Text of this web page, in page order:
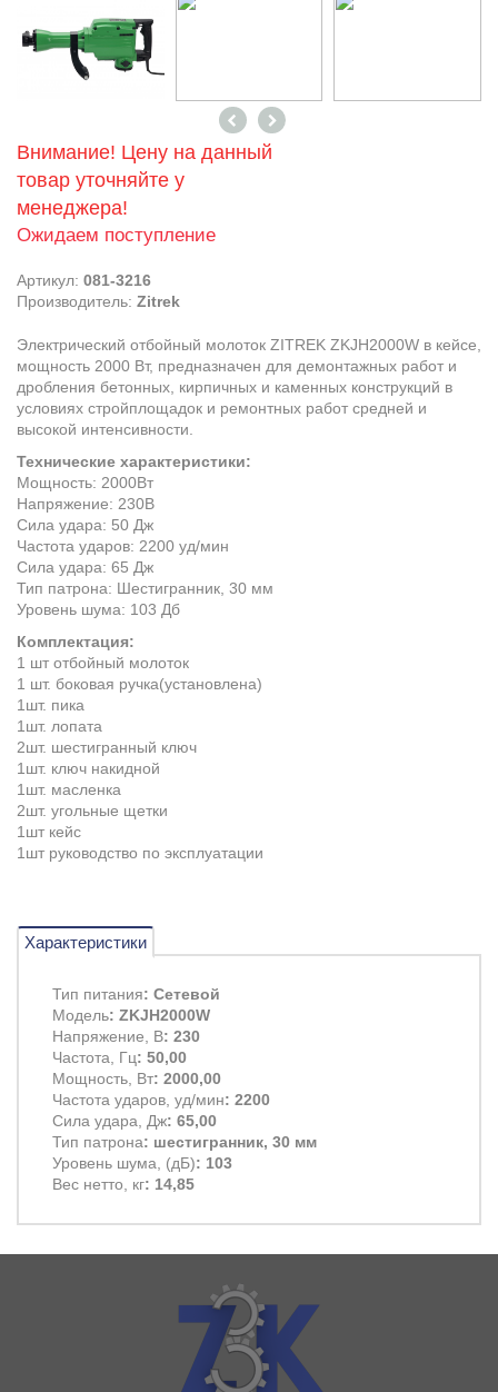
Внимание! Цену на данный
товар уточняйте у
менеджера!
Ожидаем поступление
Артикул: 081-3216
Производитель: Zitrek
Электрический отбойный молоток ZITREK ZKJH2000W в кейсе,
мощность 2000 Вт, предназначен для демонтажных работ и
дробления бетонных, кирпичных и каменных конструкций в
условиях стройплощадок и ремонтных работ средней и
высокой интенсивности.
Технические характеристики:
Мощность: 2000Вт
Напряжение: 230В
Сила удара: 50 Дж
Частота ударов: 2200 уд/мин
Сила удара: 65 Дж
Тип патрона: Шестигранник, 30 мм
Уровень шума: 103 Дб
Комплектация:
1 шт отбойный молоток
1 шт. боковая ручка(установлена)
1шт. пика
1шт. лопата
2шт. шестигранный ключ
1шт. ключ накидной
1шт. масленка
2шт. угольные щетки
1шт кейс
1шт руководство по эксплуатации
Характеристики
Тип питания: Сетевой
Модель: ZKJH2000W
Напряжение, В: 230
Частота, Гц: 50,00
Мощность, Вт: 2000,00
Частота ударов, уд/мин: 2200
Сила удара, Дж: 65,00
Тип патрона: шестигранник, 30 мм
Уровень шума, (дБ): 103
Вес нетто, кг: 14,85